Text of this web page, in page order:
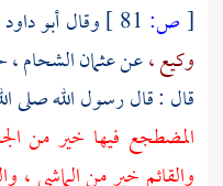
[ص: وقالأبو
وكيع ،عنعثمان الشحام ،
قال : قال رسول الله صلى
المضطجع فيها خير من
والقائم خير من الماشي ،